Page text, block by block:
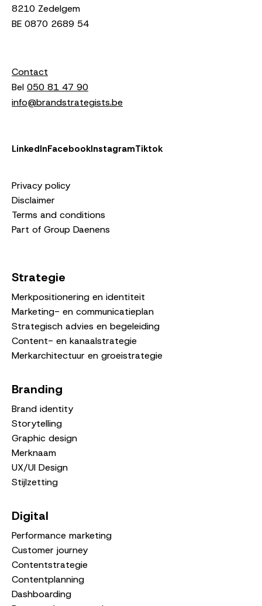
8210 Zedelgem
BE 0870 2689 54
Contact
Bel 050 81 47 90
info@brandstrategists.be
LinkedInFacebookInstagramTiktok
Privacy policy
Disclaimer
Terms and conditions
Part of Group Daenens
Strategie
Merkpositionering en identiteit
Marketing- en communicatieplan
Strategisch advies en begeleiding
Content- en kanaalstrategie
Merkarchitectuur en groeistrategie
Branding
Brand identity
Storytelling
Graphic design
Merknaam
UX/UI Design
Stijlzetting
Digital
Performance marketing
Customer journey
Contentstrategie
Contentplanning
Dashboarding